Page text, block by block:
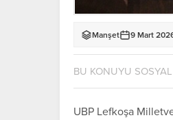
Manşet 9 Mart
BU KONUYU
UBP Lefkoşa